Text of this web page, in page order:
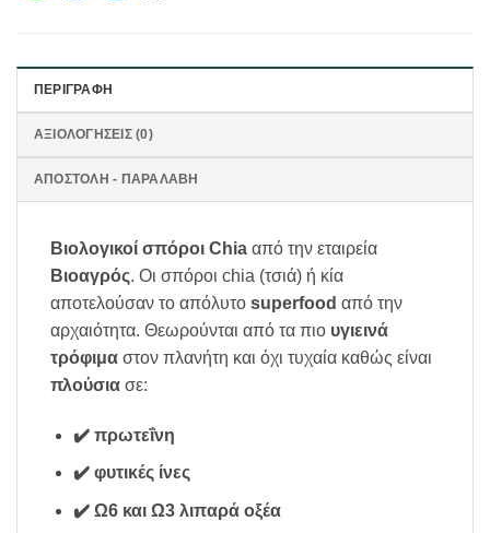
ΠΕΡΙΓΡΑΦΉ
ΑΞΙΟΛΟΓΉΣΕΙΣ (0)
ΑΠΟΣΤΟΛΗ - ΠΑΡΑΛΑΒΗ
Βιολογικοί σπόροι Chia από την εταιρεία
Βιοαγρός. Οι σπόροι chia (τσιά) ή κία
αποτελούσαν το απόλυτο superfood από την
αρχαιότητα. Θεωρούνται από τα πιο υγιεινά
τρόφιμα στον πλανήτη και όχι τυχαία καθώς είναι
πλούσια σε:
✔️ πρωτεΐνη
✔️ φυτικές ίνες
✔️ Ω6 και Ω3 λιπαρά οξέα